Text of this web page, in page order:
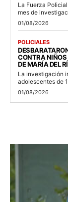
La Fuerza
mes de
01/08/2026
POLICIALES
CONTRA NIÑOS
DE MARÍA DEL
La investigación
adolescentes de
01/08/2026